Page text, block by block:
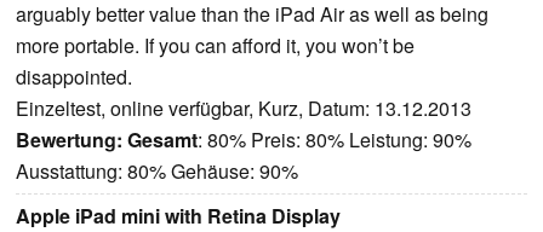
arguably better value than the iPad Air as well as being
more portable. If you can afford it, you won’t be
disappointed.
Einzeltest, online verfügbar, Kurz, Datum: 13.12.2013
Bewertung: Gesamt: 80% Preis: 80% Leistung: 90%
Ausstattung: 80% Gehäuse: 90%
Apple iPad mini with Retina Display